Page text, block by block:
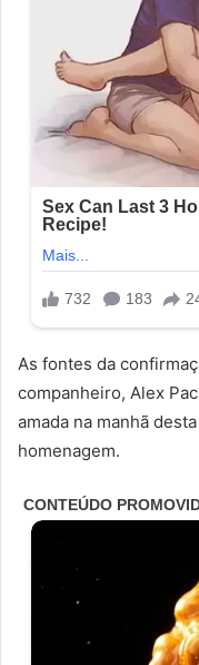
As fontes da
companheiro, Alex
amada na manhã
homenagem.